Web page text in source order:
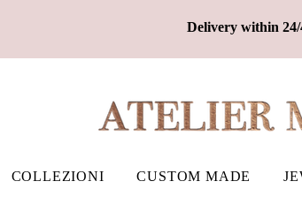
Delivery within
COLLEZIONI CUSTOM MADE